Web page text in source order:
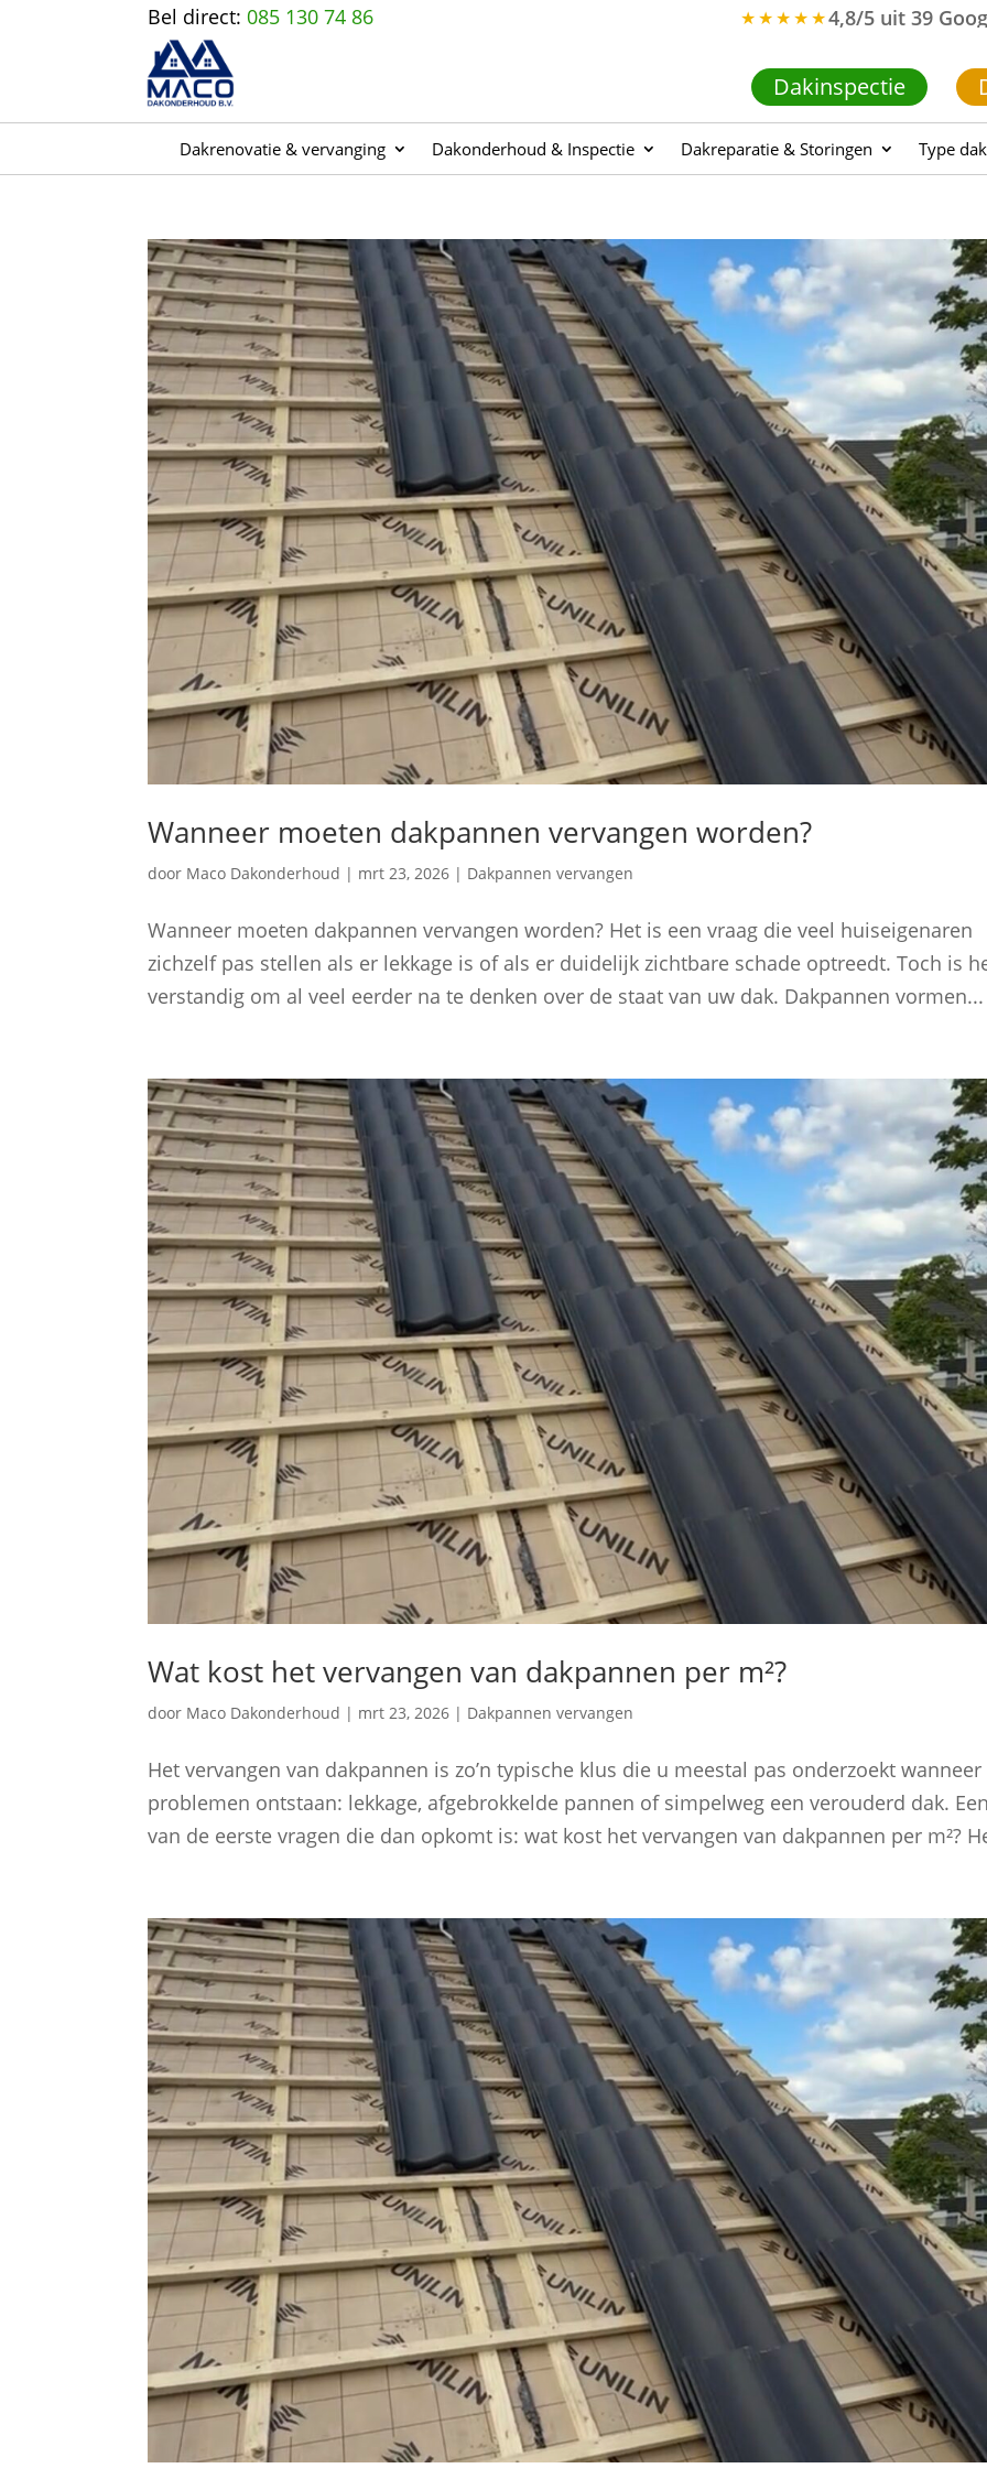
Bel direct:085 130 74 86 ★★★★★4,8/5 uit 39
Dakinspectie
Dakrenovatie & vervanging Dakonderhoud & Inspectie Dakreparatie & Storingen Type dak
Wanneer moeten dakpannen vervangen worden?
door Maco Dakonderhoud | mrt 23, 2026 | Dakpannen vervangen
Wanneer moeten dakpannen vervangen worden? Het is een vraag die veel huiseigenaren
zichzelf pas stellen als er lekkage is of als er duidelijk zichtbare schade optreedt. Toch is
verstandig om al veel eerder na te denken over de staat van uw dak. Dakpannen vormen...
Wat kost het vervangen van dakpannen per m²?
door Maco Dakonderhoud | mrt 23, 2026 | Dakpannen vervangen
Het vervangen van dakpannen is zo’n typische klus die u meestal pas onderzoekt wanneer
problemen ontstaan: lekkage, afgebrokkelde pannen of simpelweg een verouderd dak.
van de eerste vragen die dan opkomt is: wat kost het vervangen van dakpannen per m²?